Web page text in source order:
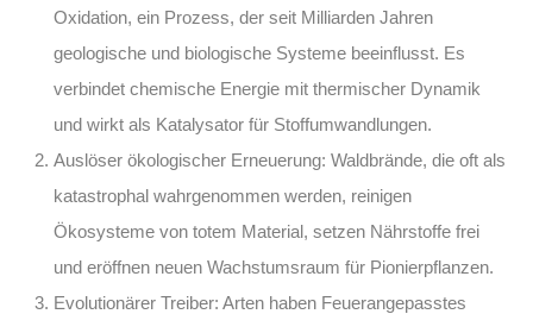
Oxidation, ein Prozess, der seit Milliarden Jahren
geologische und biologische Systeme beeinflusst. Es
verbindet chemische Energie mit thermischer Dynamik
und wirkt als Katalysator für Stoffumwandlungen.
Auslöser ökologischer Erneuerung: Waldbrände, die oft als
katastrophal wahrgenommen werden, reinigen
Ökosysteme von totem Material, setzen Nährstoffe frei
und eröffnen neuen Wachstumsraum für Pionierpflanzen.
Evolutionärer Treiber: Arten haben Feuerangepasstes